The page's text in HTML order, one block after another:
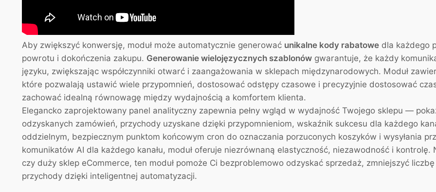
Aby zwiększyć konwersję, moduł może automatycznie generować unikalne kody rabatowe dla każdego
powrotu i dokończenia zakupu. Generowanie wielojęzycznych szablonów gwarantuje, że każdy
języku, zwiększając współczynniki otwarć i zaangażowania w sklepach międzynarodowych. Moduł
które pozwalają ustawić wiele przypomnień, dostosować odstępy czasowe i precyzyjnie dostosować
zachować idealną równowagę między wydajnością a komfortem klienta.
Elegancko zaprojektowany panel analityczny zapewnia pełny wgląd w wydajność Twojego sklepu —
odzyskanych zamówień, przychody uzyskane dzięki przypomnieniom, wskaźnik sukcesu dla każdego
oddzielnym, bezpiecznym punktom końcowym cron do oznaczania porzuconych koszyków i wysyłania
komunikatów AI dla każdego kanału, moduł oferuje niezrównaną elastyczność, niezawodność i
czy duży sklep eCommerce, ten moduł pomoże Ci bezproblemowo odzyskać sprzedaż, zmniejszyć
przychody dzięki inteligentnej automatyzacji.